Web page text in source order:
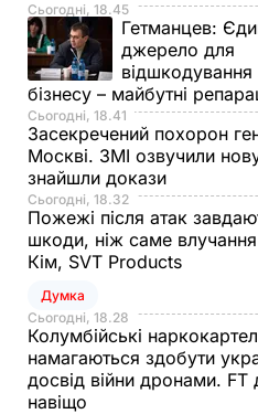
Сьогодні, 18.45
Гетманцев:
джерело для
відшкодування
бізнесу – майбутні
Сьогодні, 18.41
Засекречений похорон
Москві. ЗМІ озвучили
знайшли докази
Сьогодні, 18.32
Пожежі після атак
шкоди, ніж саме
Кім, SVT Products
Думка
Сьогодні, 18.28
Колумбійські
намагаються здобути
досвід війни дронами. FT
навіщо